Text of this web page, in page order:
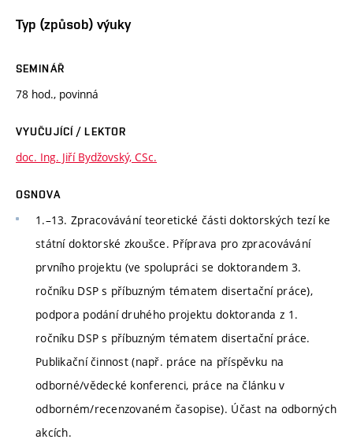
Typ (způsob) výuky
SEMINÁŘ
78 hod., povinná
VYUČUJÍCÍ / LEKTOR
doc. Ing. Jiří Bydžovský, CSc.
OSNOVA
1.–13. Zpracovávání teoretické části doktorských tezí ke
státní doktorské zkoušce. Příprava pro zpracovávání
prvního projektu (ve spolupráci se doktorandem 3.
ročníku DSP s příbuzným tématem disertační práce),
podpora podání druhého projektu doktoranda z 1.
ročníku DSP s příbuzným tématem disertační práce.
Publikační činnost (např. práce na příspěvku na
odborné/vědecké konferenci, práce na článku v
odborném/recenzovaném časopise). Účast na odborných
akcích.